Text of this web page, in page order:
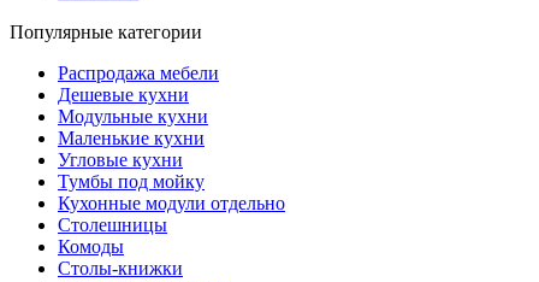
Популярные категории
Распродажа мебели
Дешевые кухни
Модульные кухни
Маленькие кухни
Угловые кухни
Тумбы под мойку
Кухонные модули отдельно
Столешницы
Комоды
Столы-книжки